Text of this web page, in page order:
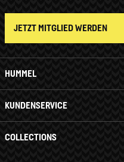
HUMMEL
KUNDENSERVICE
COLLECTIONS
JETZT MITGLIED WERDEN